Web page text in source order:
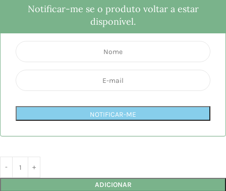
Notificar-me se o produto voltar a estar
disponível.
NOTIFICAR-ME
ADICIONAR